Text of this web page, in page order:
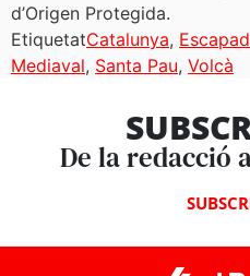
d’Origen Protegida.
EtiquetatCatalunya,
Mediaval, Santa Pau, Volcà
De la redacció